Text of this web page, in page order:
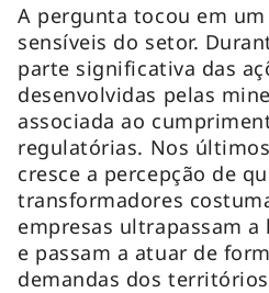
A pergunta tocou em
sensíveis do setor.
parte significativa das
desenvolvidas pelas
associada ao
regulatórias. Nos
cresce a percepção de
transformadores
empresas ultrapassam
e passam a atuar de
demandas dos